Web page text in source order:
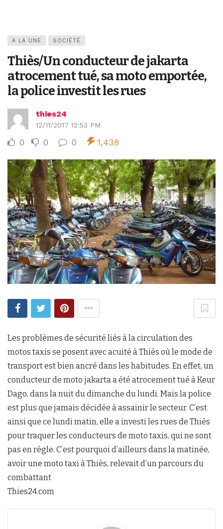
A LA UNE SOCIÉTÉ
Thiès/Un conducteur de jakarta
atrocement tué, sa moto emportée,
la police investit les rues
thies24
12/11/2017 12:53 PM
0 0 0 1,438
Les problèmes de sécurité liés à la circulation des
motos taxis se posent avec acuité à Thiès où le mode de
transport est bien ancré dans les habitudes. En effet, un
conducteur de moto jakarta a été atrocement tué à Keur
Dago, dans la nuit du dimanche du lundi. Mais la police
est plus que jamais décidée à assainir le secteur. C’est
ainsi que ce lundi matin, elle a investi les rues de Thiès
pour traquer les conducteurs de moto taxis, qui ne sont
pas en règle. C’est pourquoi d’ailleurs dans la matinée,
avoir une moto taxi à Thiès, relevait d’un parcours du
combattant
Thies24.com